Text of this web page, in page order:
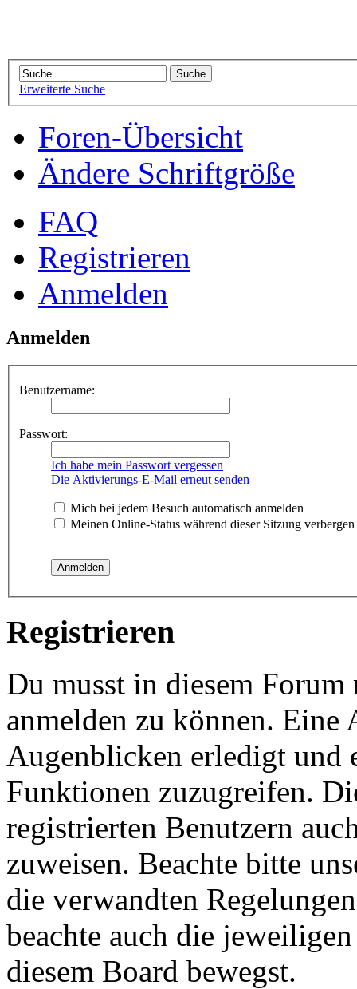
Erweiterte Suche
Foren-Übersicht
Ändere Schriftgröße
FAQ
Registrieren
Anmelden
Anmelden
Benutzername:
Passwort:
Ich habe mein Passwort vergessen
Die Aktivierungs-E-Mail erneut senden
Mich bei jedem Besuch automatisch anmelden
Meinen Online-Status während dieser Sitzung verbergen
Registrieren
Du musst in diesem
anmelden zu können.
Augenblicken erledigt und
Funktionen zuzugreifen.
registrierten Benutzern
zuweisen. Beachte bitte
die verwandten
beachte auch die
diesem Board bewegst.